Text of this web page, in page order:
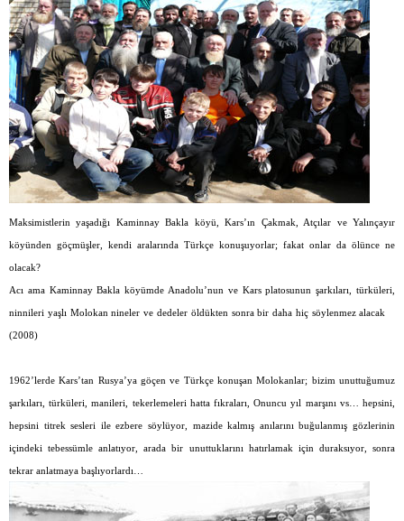
Maksimistlerin yaşadığı Kaminnay Bakla köyü, Kars’ın Çakmak, Atçılar ve Yalınçayır
köyünden göçmüşler, kendi aralarında Türkçe konuşuyorlar; fakat onlar da ölünce ne
olacak?
Acı ama Kaminnay Bakla köyümde Anadolu’nun ve Kars platosunun şarkıları, türküleri,
ninnileri yaşlı Molokan nineler ve dedeler öldükten sonra bir daha hiç söylenmez alacak
(2008)
1962’lerde Kars’tan Rusya’ya göçen ve Türkçe konuşan Molokanlar; bizim unuttuğumuz
şarkıları, türküleri, manileri, tekerlemeleri hatta fıkraları, Onuncu yıl marşını vs… hepsini,
hepsini titrek sesleri ile ezbere söylüyor, mazide kalmış anılarını buğulanmış gözlerinin
içindeki tebessümle anlatıyor, arada bir unuttuklarını hatırlamak için duraksıyor, sonra
tekrar anlatmaya başlıyorlardı…